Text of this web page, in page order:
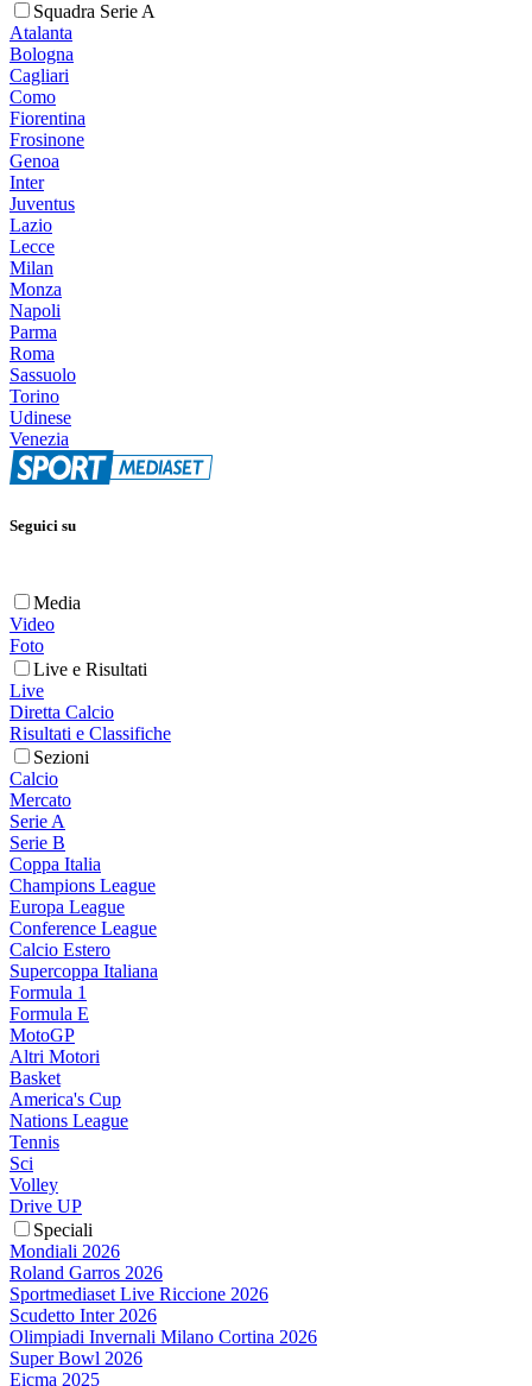
Squadra Serie A
Atalanta
Bologna
Cagliari
Como
Fiorentina
Frosinone
Genoa
Inter
Juventus
Lazio
Lecce
Milan
Monza
Napoli
Parma
Roma
Sassuolo
Torino
Udinese
Venezia
Seguici su
Media
Video
Foto
Live e Risultati
Live
Diretta Calcio
Risultati e Classifiche
Sezioni
Calcio
Mercato
Serie A
Serie B
Coppa Italia
Champions League
Europa League
Conference League
Calcio Estero
Supercoppa Italiana
Formula 1
Formula E
MotoGP
Altri Motori
Basket
America's Cup
Nations League
Tennis
Sci
Volley
Drive UP
Speciali
Mondiali 2026
Roland Garros 2026
Sportmediaset Live Riccione 2026
Scudetto Inter 2026
Olimpiadi Invernali Milano Cortina 2026
Super Bowl 2026
Eicma 2025